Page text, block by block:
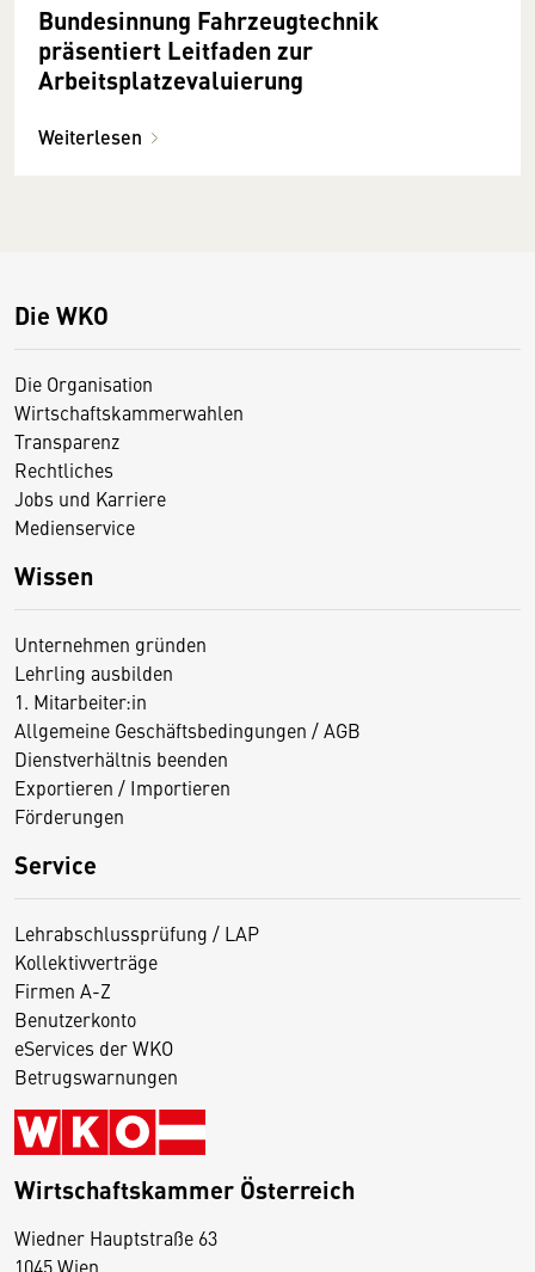
Bundesinnung Fahrzeugtechnik
präsentiert Leitfaden zur
Arbeitsplatzevaluierung
Weiterlesen
Die WKO
Die Organisation
Wirtschaftskammerwahlen
Transparenz
Rechtliches
Jobs und Karriere
Medienservice
Wissen
Unternehmen gründen
Lehrling ausbilden
1. Mitarbeiter:in
Allgemeine Geschäftsbedingungen / AGB
Dienstverhältnis beenden
Exportieren / Importieren
Förderungen
Service
Lehrabschlussprüfung / LAP
Kollektivverträge
Firmen A-Z
Benutzerkonto
eServices der WKO
Betrugswarnungen
Wirtschaftskammer Österreich
Wiedner Hauptstraße 63
1045 Wien
D